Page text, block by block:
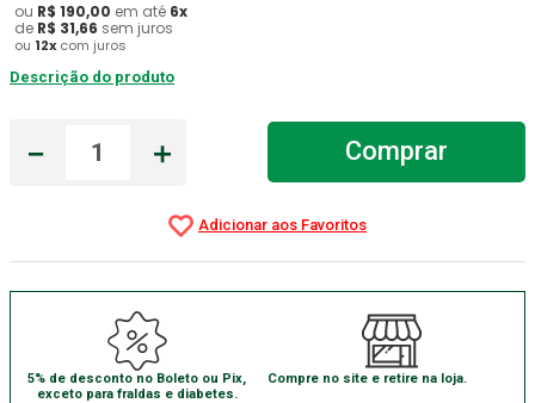
ou R$ 190,00 em até 6x
de R$ 31,66 sem juros
ou 12x com juros
Descrição do produto
＋
－ Comprar
5% de desconto no Boleto ou Pix,
exceto para fraldas e diabetes.
Compre no site e retire na loja.
5 º Aparelho Pressão
6º Littmann
7º Absorvente Geriatrico